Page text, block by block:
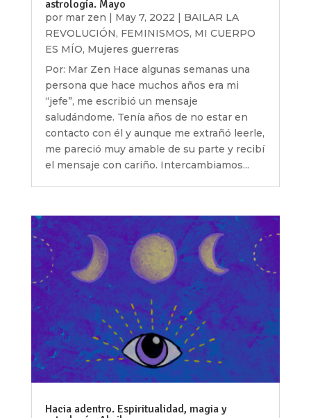
astrología. Mayo
por mar zen | May 7, 2022 | BAILAR LA
REVOLUCIÓN, FEMINISMOS, MI CUERPO
ES MÍO, Mujeres guerreras
Por: Mar Zen Hace algunas semanas una
persona que hace muchos años era mi
“jefe”, me escribió un mensaje
saludándome. Tenía años de no estar en
contacto con él y aunque me extrañó leerle,
me pareció muy amable de su parte y recibí
el mensaje con cariño. Intercambiamos...
Hacia adentro. Espiritualidad, magia y